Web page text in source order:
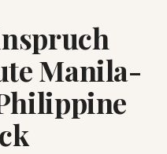
Manila-